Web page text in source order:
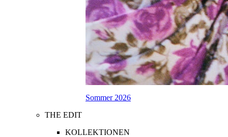
Sommer 2026
THE EDIT
KOLLEKTIONEN